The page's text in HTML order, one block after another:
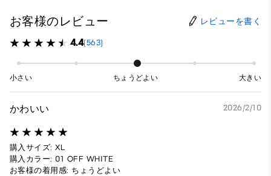
お客様のレビュー レビューを書く
4.4(563)
小さい ちょうどよい 大きい
かわいい 2026/2/10
購入サイズ: XL
購入カラー: 01 OFF WHITE
お客様の着用感: ちょうどよい